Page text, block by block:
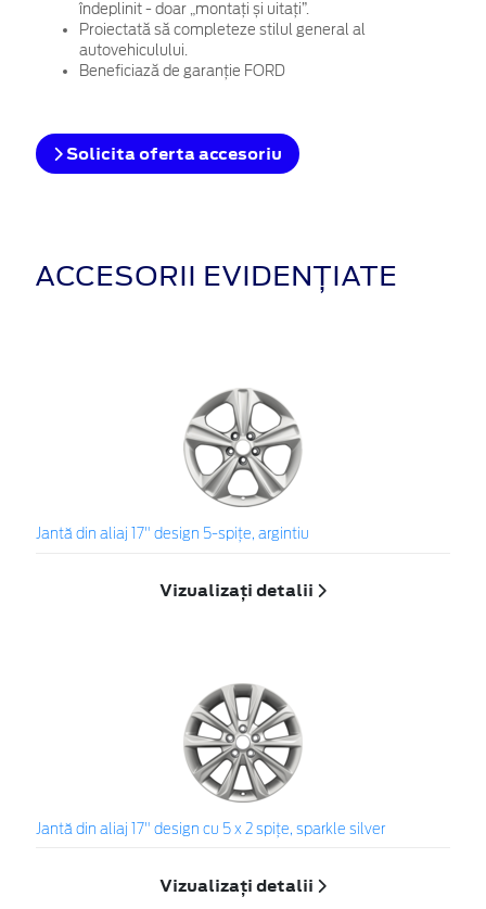
îndeplinit - doar „montați și uitați”.
Proiectată să completeze stilul general al
autovehiculului.
Beneficiază de garanție FORD
Solicita oferta accesoriu
ACCESORII EVIDENȚIATE
Jantă din aliaj 17" design 5-spiţe, argintiu
Vizualizați detalii
Jantă din aliaj 17" design cu 5 x 2 spiţe, sparkle silver
Vizualizați detalii